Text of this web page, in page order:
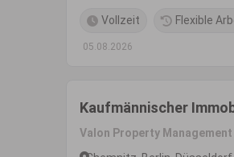
Vollzeit Flexible
05.08.2026
Kaufmännischer
Valon Property Management